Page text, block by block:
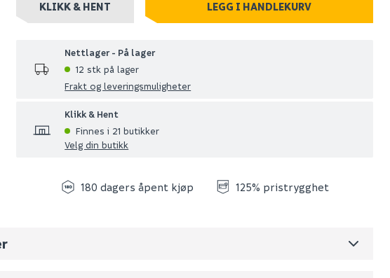
Klikk & Hent
Klikk & Hent
KLIKK & HENT LEGG I HANDLEKURV
Nettlager - På lager
12 stk på lager
Frakt og leveringsmuligheter
Klikk & Hent
Finnes i 21 butikker
Velg din butikk
180 dagers åpent kjøp 125% pristrygghet